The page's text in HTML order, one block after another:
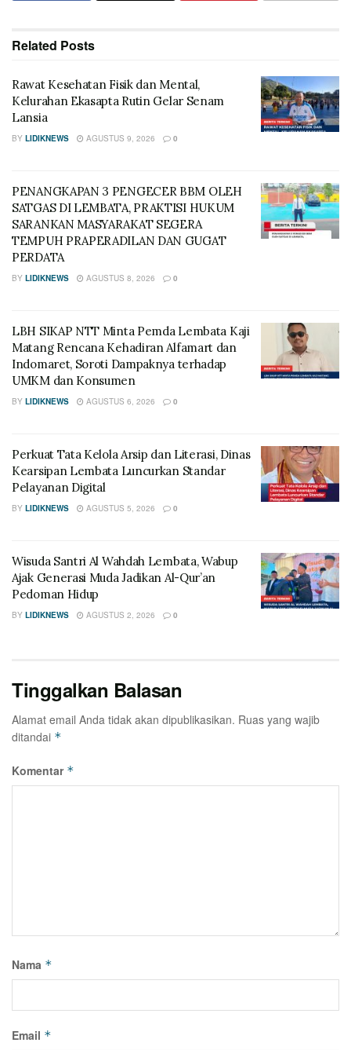
Related Posts
Rawat Kesehatan Fisik dan Mental,
Kelurahan Ekasapta Rutin Gelar Senam
Lansia
BY LIDIKNEWS AGUSTUS 9, 2026 0
PENANGKAPAN 3 PENGECER BBM OLEH
SATGAS DI LEMBATA, PRAKTISI HUKUM
SARANKAN MASYARAKAT SEGERA
TEMPUH PRAPERADILAN DAN GUGAT
PERDATA
BY LIDIKNEWS AGUSTUS 8, 2026 0
LBH SIKAP NTT Minta Pemda Lembata Kaji
Matang Rencana Kehadiran Alfamart dan
Indomaret, Soroti Dampaknya terhadap
UMKM dan Konsumen
BY LIDIKNEWS AGUSTUS 6, 2026 0
Perkuat Tata Kelola Arsip dan Literasi, Dinas
Kearsipan Lembata Luncurkan Standar
Pelayanan Digital
BY LIDIKNEWS AGUSTUS 5, 2026 0
Wisuda Santri Al Wahdah Lembata, Wabup
Ajak Generasi Muda Jadikan Al-Qur’an
Pedoman Hidup
BY LIDIKNEWS AGUSTUS 2, 2026 0
Tinggalkan Balasan
Alamat email Anda tidak akan dipublikasikan. Ruas yang wajib
ditandai *
Komentar *
Nama *
Email *